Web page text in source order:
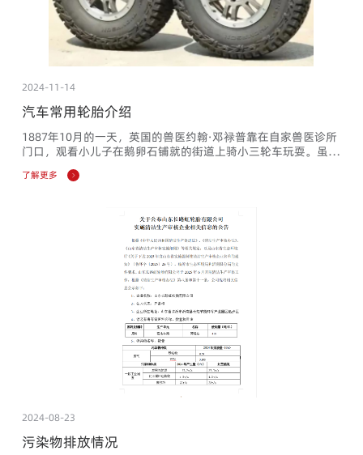
2024-11-14
汽车常用轮胎介绍
1887年10月的一天，英国的兽医约翰·邓禄普靠在自家兽医诊所
门口，观看小儿子在鹅卵石铺就的街道上骑小三轮车玩耍。虽然
儿子很吃力地蹬，但使用实心橡胶车轮的三轮车还是走不快，而
且三轮车行驶在鹅卵石路面上，把儿子颠得很痛苦。在心疼儿子
材料把车轮包裹起来，那一定会让骑车和乘车都舒服。想到就
了解更多
2024-08-23
污染物排放情况